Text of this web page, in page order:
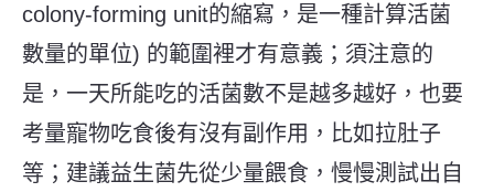
colony-forming unit的縮寫，是一種計算活菌
數量的單位) 的範圍裡才有意義；須注意的
是，一天所能吃的活菌數不是越多越好，也要
考量寵物吃食後有沒有副作用，比如拉肚子
等；建議益生菌先從少量餵食，慢慢測試出自